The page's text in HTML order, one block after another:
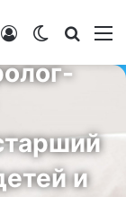
Switch skin
Войти
и